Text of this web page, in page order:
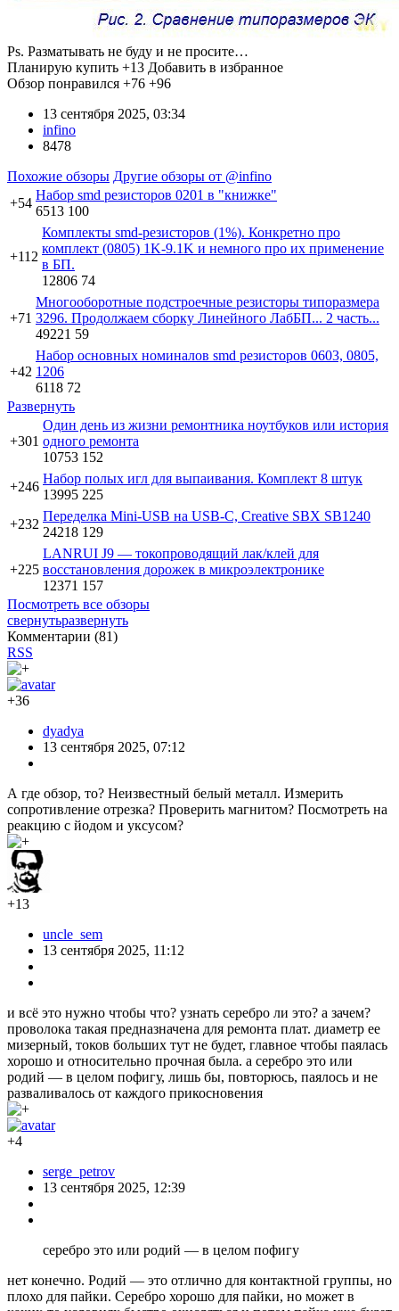
Ps. Разматывать не буду и не просите…
Планирую купить +13 Добавить в избранное
Обзор понравился +76 +96
13 сентября 2025, 03:34
infino
8478
Похожие обзоры Другие обзоры от @infino
+54
Набор smd резисторов 0201 в "книжке"
6513 100
+112
Комплекты smd-резисторов (1%). Конкретно про
комплект (0805) 1K-9.1K и немного про их применение
в БП.
12806 74
+71
Многооборотные подстроечные резисторы типоразмера
3296. Продолжаем сборку Линейного ЛабБП... 2 часть...
49221 59
+42
Набор основных номиналов smd резисторов 0603, 0805,
1206
6118 72
Развернуть
+301
Один день из жизни ремонтника ноутбуков или история
одного ремонта
10753 152
+246
Набор полых игл для выпаивания. Комплект 8 штук
13995 225
+232
Переделка Mini-USB на USB-С, Creative SBX SB1240
24218 129
+225
LANRUI J9 — токопроводящий лак/клей для
восстановления дорожек в микроэлектронике
12371 157
Посмотреть все обзоры
свернутьразвернуть
Комментарии (81)
RSS
+36
dyadya
13 сентября 2025, 07:12
А где обзор, то? Неизвестный белый металл. Измерить
сопротивление отрезка? Проверить магнитом? Посмотреть на
реакцию с йодом и уксусом?
+13
uncle_sem
13 сентября 2025, 11:12
и всё это нужно чтобы что? узнать серебро ли это? а зачем?
проволока такая предназначена для ремонта плат. диаметр ее
мизерный, токов больших тут не будет, главное чтобы паялась
хорошо и относительно прочная была. а серебро это или
родий — в целом пофигу, лишь бы, повторюсь, паялось и не
разваливалось от каждого прикосновения
+4
serge_petrov
13 сентября 2025, 12:39
серебро это или родий — в целом пофигу
нет конечно. Родий — это отлично для контактной группы, но
плохо для пайки. Серебро хорошо для пайки, но может в